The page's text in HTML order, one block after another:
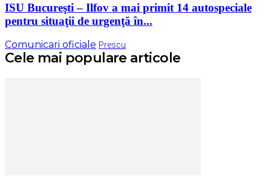
ISU Bucureşti – Ilfov a mai primit 14 autospeciale
pentru situaţii de urgenţă în...
Comunicari oficiale Prescu
Cele mai populare articole